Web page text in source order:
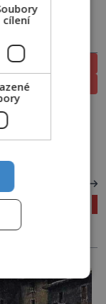
PŘEDPLATNÉ
TIŠTĚNÉ
inovací!
cílení